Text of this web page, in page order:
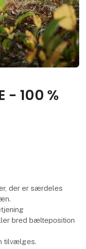
- 100 %
der er særdeles
bred bælteposition
tilvælges.